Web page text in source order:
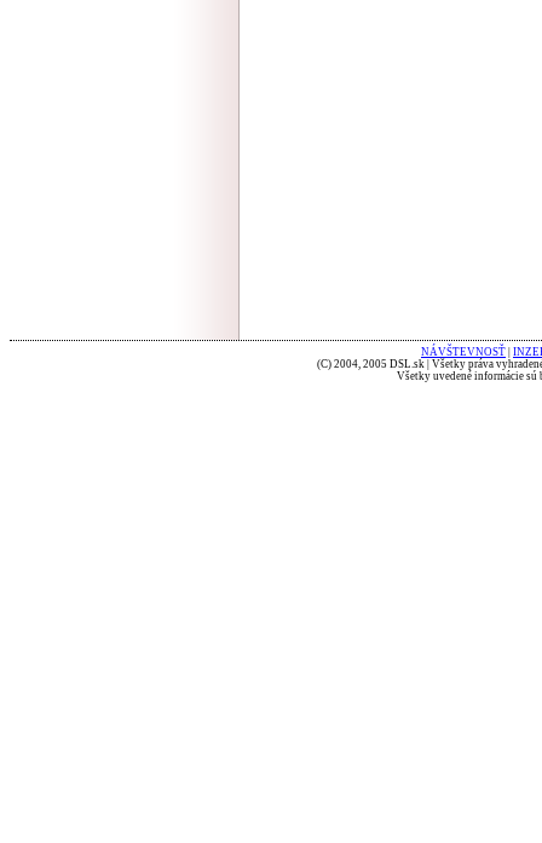
NÁVŠTEVNOSŤ
(C) 2004, 2005 DSL.sk | Všetky práva
Všetky uvedené informácie sú